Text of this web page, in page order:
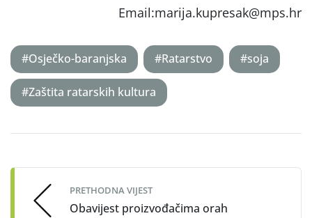
Email:marija.kupresak@mps.hr
#Osječko-baranjska #Ratarstvo #soja
#Zaštita ratarskih kultura
navigation
PRETHODNA VIJEST
Obavijest proizvođačima orah